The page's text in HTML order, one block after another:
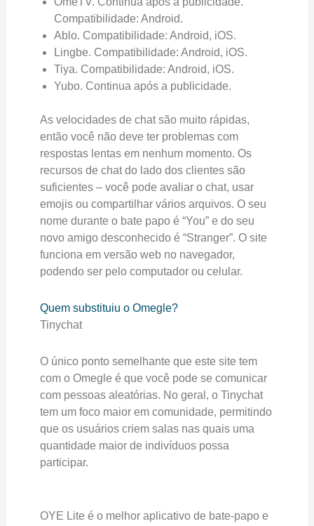
Compatibilidade: Android.
Ablo. Compatibilidade: Android, iOS.
Lingbe. Compatibilidade: Android, iOS.
Tiya. Compatibilidade: Android, iOS.
Yubo. Continua após a publicidade.
As velocidades de chat são muito rápidas,
então você não deve ter problemas com
respostas lentas em nenhum momento. Os
recursos de chat do lado dos clientes são
suficientes – você pode avaliar o chat, usar
emojis ou compartilhar vários arquivos. O seu
nome durante o bate papo é “You” e do seu
novo amigo desconhecido é “Stranger”. O site
funciona em versão web no navegador,
podendo ser pelo computador ou celular.
Quem substituiu o Omegle?
Tinychat
O único ponto semelhante que este site tem
com o Omegle é que você pode se comunicar
com pessoas aleatórias. No geral, o Tinychat
tem um foco maior em comunidade, permitindo
que os usuários criem salas nas quais uma
quantidade maior de indivíduos possa
participar.
OYE Lite é o melhor aplicativo de bate-papo e